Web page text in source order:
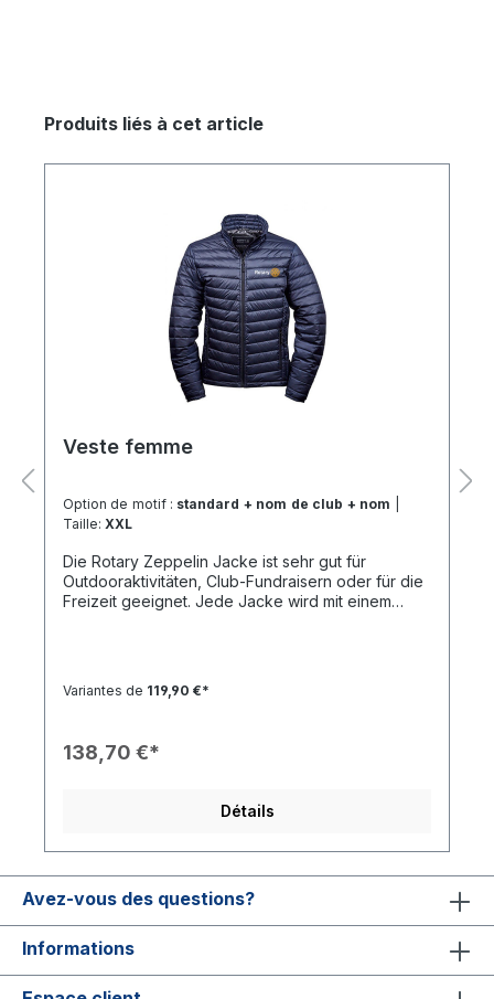
Produits liés à cet article
Veste femme
Option de motif : standard + nom de club + nom
Taille: XXL
Die Rotary Zeppelin Jacke ist sehr gut für
Outdooraktivitäten, Club-Fundraisern oder für die
Freizeit geeignet. Jede Jacke wird mit einem
100% Polyester) Elastische Bündchen Zwei große
Variantes de 119,90 €*
138,70 €*
Détails
Avez-vous des questions?
Informations